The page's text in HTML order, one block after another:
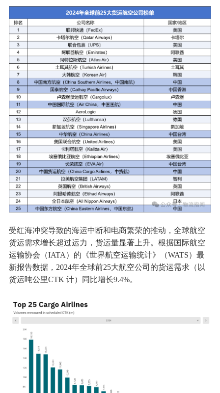
受红海冲突导致的海运中断和电商繁荣的推动，全球航空
货运需求增长超过运力，货运量显著上升。根据国际航空
运输协会（IATA）的《世界航空运输统计》（WATS）最
新报告数据，2024年全球前25大航空公司的货运需求（以
货运吨公里CTK 计）同比增长9.4%。